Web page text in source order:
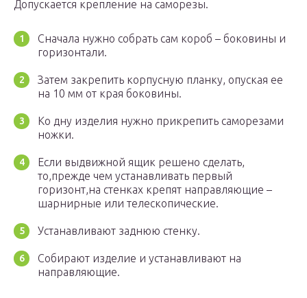
Допускается крепление на саморезы.
Сначала нужно собрать сам короб – боковины и
горизонтали.
Затем закрепить корпусную планку, опуская ее
на 10 мм от края боковины.
Ко дну изделия нужно прикрепить саморезами
ножки.
Если выдвижной ящик решено сделать,
то,прежде чем устанавливать первый
горизонт,на стенках крепят направляющие –
шарнирные или телескопические.
Устанавливают заднюю стенку.
Собирают изделие и устанавливают на
направляющие.